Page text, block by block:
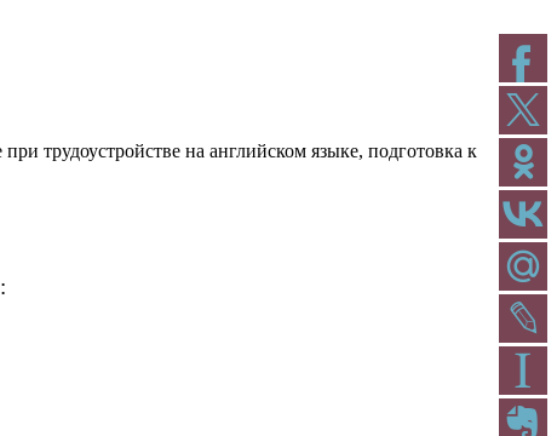
трудоустройстве на английском языке, подготовка к